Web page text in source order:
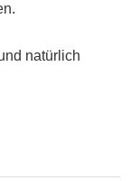
natürlich